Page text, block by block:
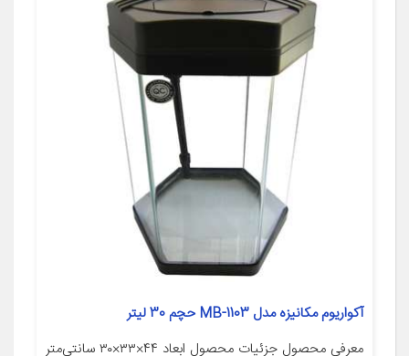
آکواریوم مکانیزه مدل MB-1103 حچم 30 لیتر
معرفی محصول جزئیات محصول ابعاد ۴۴×۳۳×۳۰ سانتی‌متر